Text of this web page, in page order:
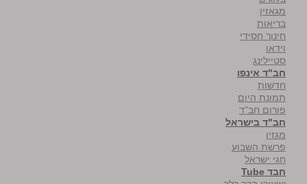
מגאזין
בריאות
חינוך חסידי
וידאו
סטיילינג
חב"ד אינפו
חדשות
תמונת היום
פורום חב"ד
חב"ד בישראל
מגזין
פרשת השבוע
חגי ישראל
חבד Tube